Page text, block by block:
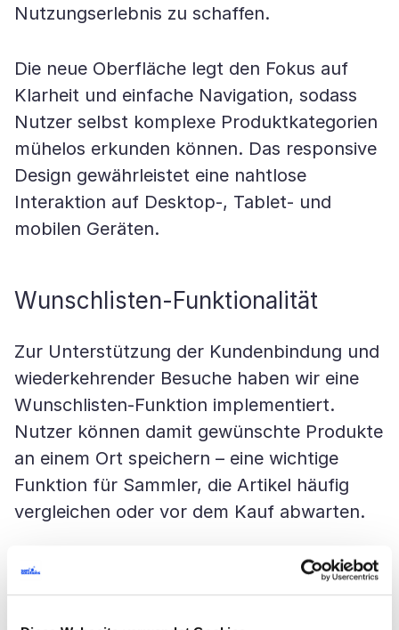
Nutzungserlebnis zu schaffen.
Die neue Oberfläche legt den Fokus auf
Klarheit und einfache Navigation, sodass
Nutzer selbst komplexe Produktkategorien
mühelos erkunden können. Das responsive
Design gewährleistet eine nahtlose
Interaktion auf Desktop-, Tablet- und
mobilen Geräten.
Wunschlisten-Funktionalität
Zur Unterstützung der Kundenbindung und
wiederkehrender Besuche haben wir eine
Wunschlisten-Funktion implementiert.
Nutzer können damit gewünschte Produkte
an einem Ort speichern – eine wichtige
Funktion für Sammler, die Artikel häufig
vergleichen oder vor dem Kauf abwarten.
Erweiterte Site-Suche